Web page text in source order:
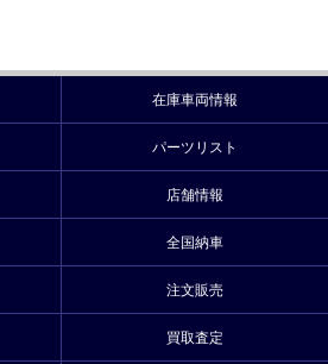
在庫車両情報
パーツリスト
店舗情報
全国納車
注文販売
買取査定